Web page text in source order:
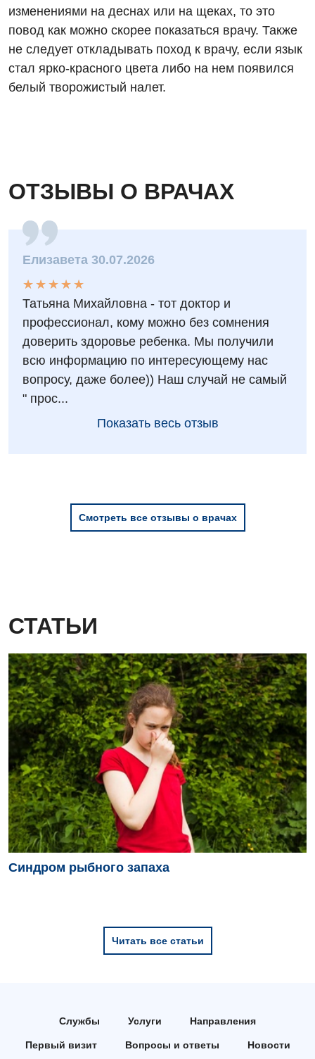
Урологическое отделение
Урология
Физиотерапия
Хирургическое отделение
Детская аллергология
Детская гинекология
Детская кардиоревматология
Детская неврология
Детская ортопедия и травматология
Детская оториноларингология
изменениями на деснах или на щеках, то это
повод как можно скорее показаться врачу. Также
не следует откладывать поход к врачу, если язык
стал ярко-красного цвета либо на нем появился
белый творожистый налет.
ОТЗЫВЫ О ВРАЧАХ
Елизавета 30.07.2026
★
★
★
★
★
★ ★ ★ ★ ★
Татьяна Михайловна - тот доктор и
профессионал, кому можно без сомнения
доверить здоровье ребенка. Мы получили
всю информацию по интересующему нас
вопросу, даже более)) Наш случай не самый
" прос...
Показать весь отзыв
Смотреть все отзывы о врачах
СТАТЬИ
Синдром рыбного запаха
Читать все статьи
Службы Услуги Направления
Первый визит Вопросы и ответы Новости